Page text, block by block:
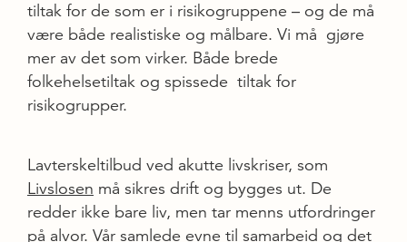
tiltak for de som er i risikogruppene – og de må
være både realistiske og målbare. Vi må gjøre
mer av det som virker. Både brede
folkehelsetiltak og spissede tiltak for
risikogrupper.
Lavterskeltilbud ved akutte livskriser, som
Livslosen må sikres drift og bygges ut. De
redder ikke bare liv, men tar menns utfordringer
på alvor. Vår samlede evne til samarbeid og det